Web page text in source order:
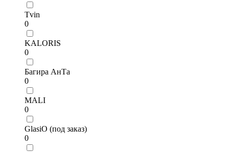
Tvin
0
KALORIS
0
Багира АнТа
0
MALI
0
GlasiO (под заказ)
0